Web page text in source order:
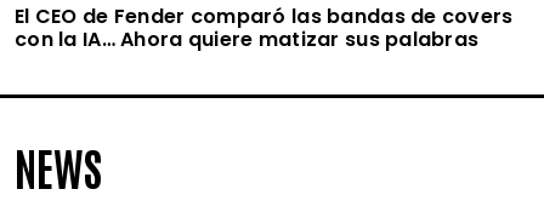
El CEO de Fender comparó las bandas de covers
con la IA… Ahora quiere matizar sus palabras
NEWS